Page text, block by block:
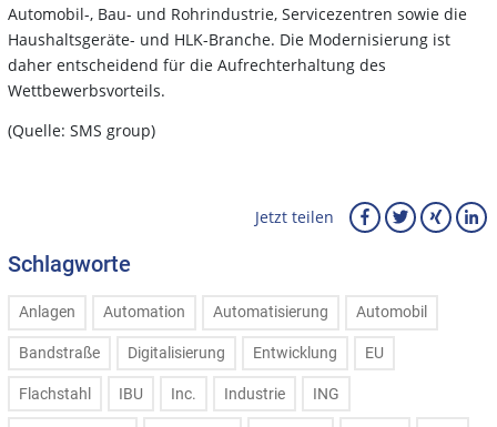
Automobil-, Bau- und Rohrindustrie, Servicezentren sowie die
Haushaltsgeräte- und HLK-Branche. Die Modernisierung ist
daher entscheidend für die Aufrechterhaltung des
Wettbewerbsvorteils.
(Quelle: SMS group)
Jetzt teilen
Schlagworte
Anlagen Automation Automatisierung Automobil
Bandstraße Digitalisierung Entwicklung EU
Flachstahl IBU Inc. Industrie ING